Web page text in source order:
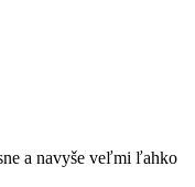
a navyše veľmi ľahko